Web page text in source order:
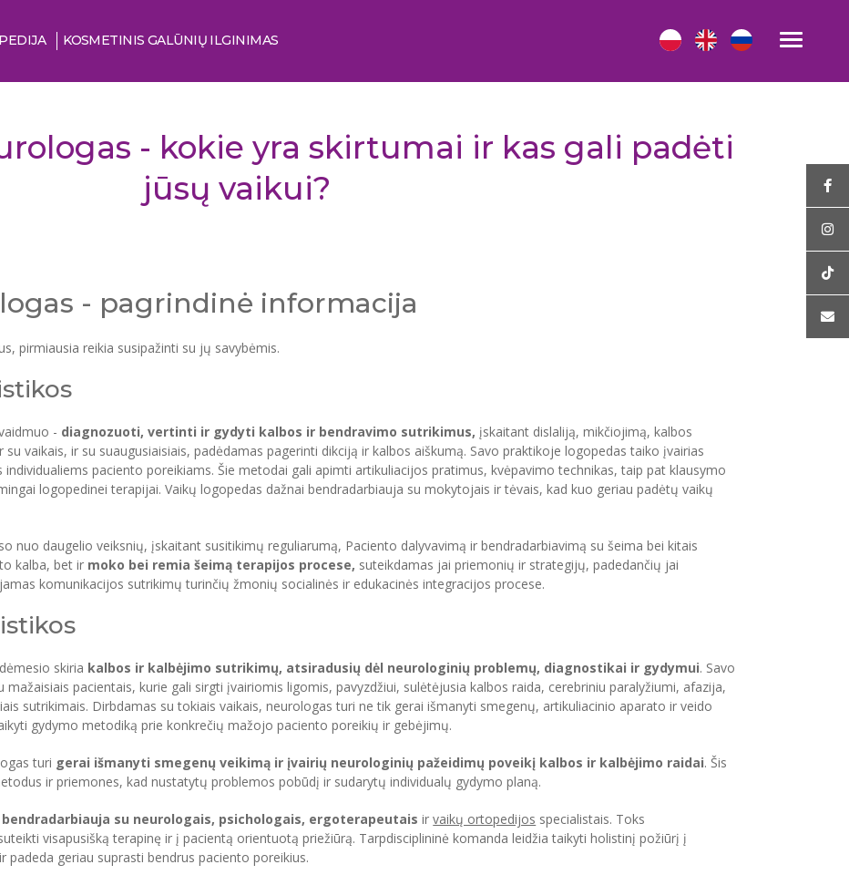
KOSMETINIS GALŪNIŲ ILGINIMAS
- kokie yra skirtumai ir kas gali padėti
jūsų vaikui?
- pagrindinė informacija
pirmiausia reikia susipažinti su jų savybėmis.
- diagnozuoti, vertinti ir gydyti kalbos ir bendravimo sutrikimus, įskaitant dislaliją, mikčiojimą, kalbos
vaikais, ir su suaugusiaisiais, padėdamas pagerinti dikciją ir kalbos aiškumą. Savo praktikoje logopedas taiko įvairias
paciento poreikiams. Šie metodai gali apimti artikuliacijos pratimus, kvėpavimo technikas, taip pat klausymo
logopedinei terapijai. Vaikų logopedas dažnai bendradarbiauja su mokytojais ir tėvais, kad kuo geriau padėtų vaikų
nuo daugelio veiksnių, įskaitant susitikimų reguliarumą, Paciento dalyvavimą ir bendradarbiavimą su šeima bei kitais
kalba, bet ir moko bei remia šeimą terapijos procese, suteikdamas jai priemonių ir strategijų, padedančių jai
komunikacijos sutrikimų turinčių žmonių socialinės ir edukacinės integracijos procese.
skiria kalbos ir kalbėjimo sutrikimų, atsiradusių dėl neurologinių problemų, diagnostikai ir gydymui. Savo
pacientais, kurie gali sirgti įvairiomis ligomis, pavyzdžiui, sulėtėjusia kalbos raida, cerebriniu paralyžiumi, afazija,
sutrikimais. Dirbdamas su tokiais vaikais, neurologas turi ne tik gerai išmanyti smegenų, artikuliacinio aparato ir veido
gydymo metodiką prie konkrečių mažojo paciento poreikių ir gebėjimų.
turi gerai išmanyti smegenų veikimą ir įvairių neurologinių pažeidimų poveikį kalbos ir kalbėjimo raidai. Šis
ir priemones, kad nustatytų problemos pobūdį ir sudarytų individualų gydymo planą.
su neurologais, psichologais, ergoterapeutaisirvaikų ortopedijos specialistais. Toks
visapusišką terapinę ir į pacientą orientuotą priežiūrą. Tarpdisciplininė komanda leidžia taikyti holistinį požiūrį į
geriau suprasti bendrus paciento poreikius.